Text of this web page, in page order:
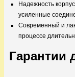
Надежность
усиленные
Современный и
процессе
Гарантии